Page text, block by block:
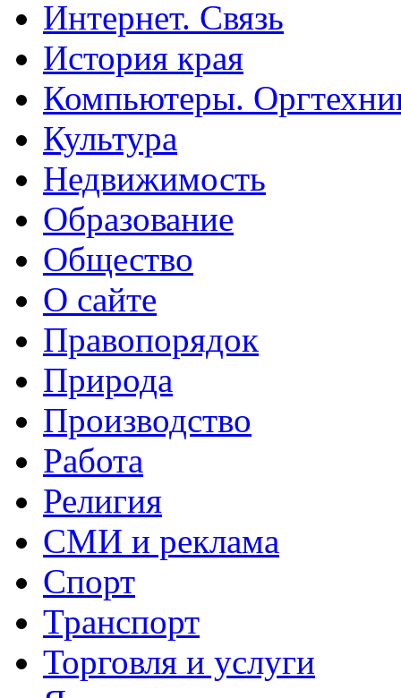
Интернет. Связь
История края
Компьютеры.
Культура
Недвижимость
Образование
Общество
О сайте
Правопорядок
Природа
Производство
Работа
Религия
СМИ и реклама
Спорт
Транспорт
Торговля и услуги